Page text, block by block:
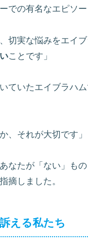
での有名なエピソー
切実な悩みをエイ
ことです」
ていたエイブラハ
、それが大切です」
なたが「ない」もの
摘しました。
える私たち